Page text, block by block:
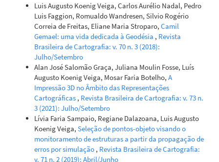
Luis Augusto Koenig Veiga, Carlos Aurélio Nadal, Pedro
Luis Faggion, Romualdo Wandresen, Silvio Rogério
Correia de Freitas, Eliane Maria Stroparo, Camil
Gemael: uma vida dedicada à Geodésia , Revista
Brasileira de Cartografia: v. 70 n. 3 (2018):
Julho/Setembro
Alan José Salomão Graça, Juliana Moulin Fosse, Luís
Augusto Koenig Veiga, Mosar Faria Botelho, A
Impressão 3D no Âmbito das Representações
Cartográficas , Revista Brasileira de Cartografia: v. 73 n.
3 (2021): Julho/Setembro
Lívia Faria Sampaio, Regiane Dalazoana, Luis Augusto
Koenig Veiga, Seleção de pontos-objeto visando o
monitoramento de estruturas a partir da propagação de
erros por simulação , Revista Brasileira de Cartografia:
v. 71 n. 2 (2019): Abril/Junho